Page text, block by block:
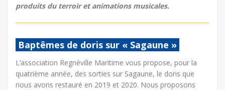
produits du terroir et animations musicales.
Baptêmes de doris sur « Sagaune »
L’association Regnéville Maritime vous propose, pour la
quatrième année, des sorties sur Sagaune, le doris que
nous avons restauré en 2019 et 2020. Nous proposons